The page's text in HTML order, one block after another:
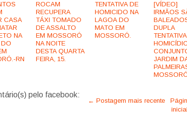
CASA
NA
RN
ROCAM
RECUPERA
TÁXI TOMADO
DE ASSALTO
EM MOSSORÓ
NA NOITE
DESTA QUARTA
FEIRA, 15.
TENTATIVA DE
HOMICIDO NA
LAGOA DO
MATO EM
MOSSORÓ.
[VÍDEO]
IRMÃOS
DUPLA
JARDIM
pelo facebook:
← Postagem mais recente
inicial